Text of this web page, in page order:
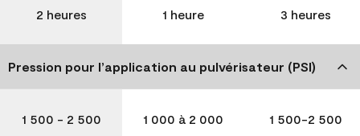
2 heures 1 heure 3 heures
Pression pour l’application au pulvérisateur (PSI)
1 500 - 2 500 1 000 à 2 000 1 500-2 500